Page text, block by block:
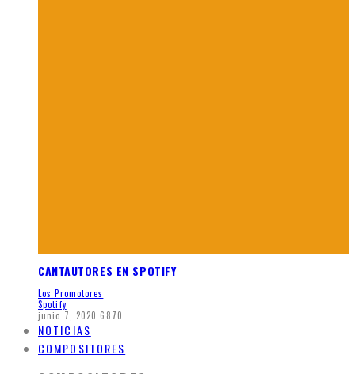
CANTAUTORES EN SPOTIFY
Los Promotores
Spotify
junio 7, 2020 6870
NOTICIAS
COMPOSITORES